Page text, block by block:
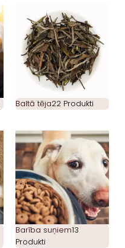
Baltā tēja22 Produkti
Barība suņiem13
Produkti